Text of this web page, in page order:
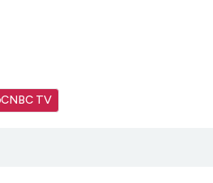
CNBC TV